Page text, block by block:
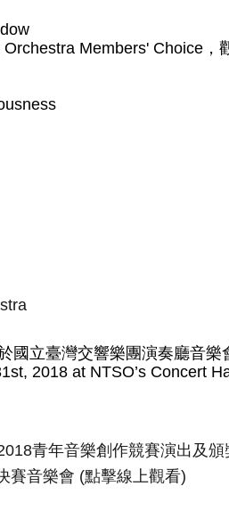
Members' Choice，
國立臺灣交響樂團演奏廳音樂
2018 at NTSO’s Concert
青年音樂創作競賽演出及
賽音樂會 (點擊線上觀看)